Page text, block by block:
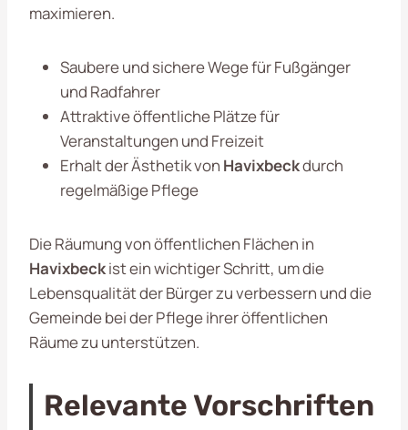
maximieren.
Saubere und sichere Wege für Fußgänger
und Radfahrer
Attraktive öffentliche Plätze für
Veranstaltungen und Freizeit
Erhalt der Ästhetik von Havixbeckdurch
regelmäßige Pflege
Die Räumung von öffentlichen Flächen in
Havixbeckist ein wichtiger Schritt, um die
Lebensqualität der Bürger zu verbessern und die
Gemeinde bei der Pflege ihrer öffentlichen
Räume zu unterstützen.
Relevante Vorschriften